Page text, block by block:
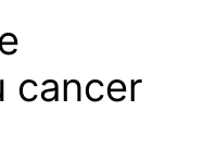
cancer